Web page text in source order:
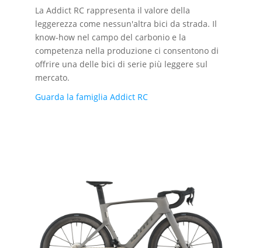
La Addict RC rappresenta il valore della
leggerezza come nessun'altra bici da strada. Il
know-how nel campo del carbonio e la
competenza nella produzione ci consentono di
offrire una delle bici di serie più leggere sul
mercato.
Guarda la famiglia Addict RC